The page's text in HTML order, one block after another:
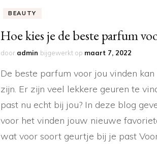
BEAUTY
Hoe kies je de beste parfum
door admin bijgewerkt op maart 7, 2022
De beste parfum voor jou vinden
zijn. Er zijn veel lekkere geuren te
past nu echt bij jou? In deze blog
voor het vinden jouw nieuwe
wat voor soort geurtje bij je past